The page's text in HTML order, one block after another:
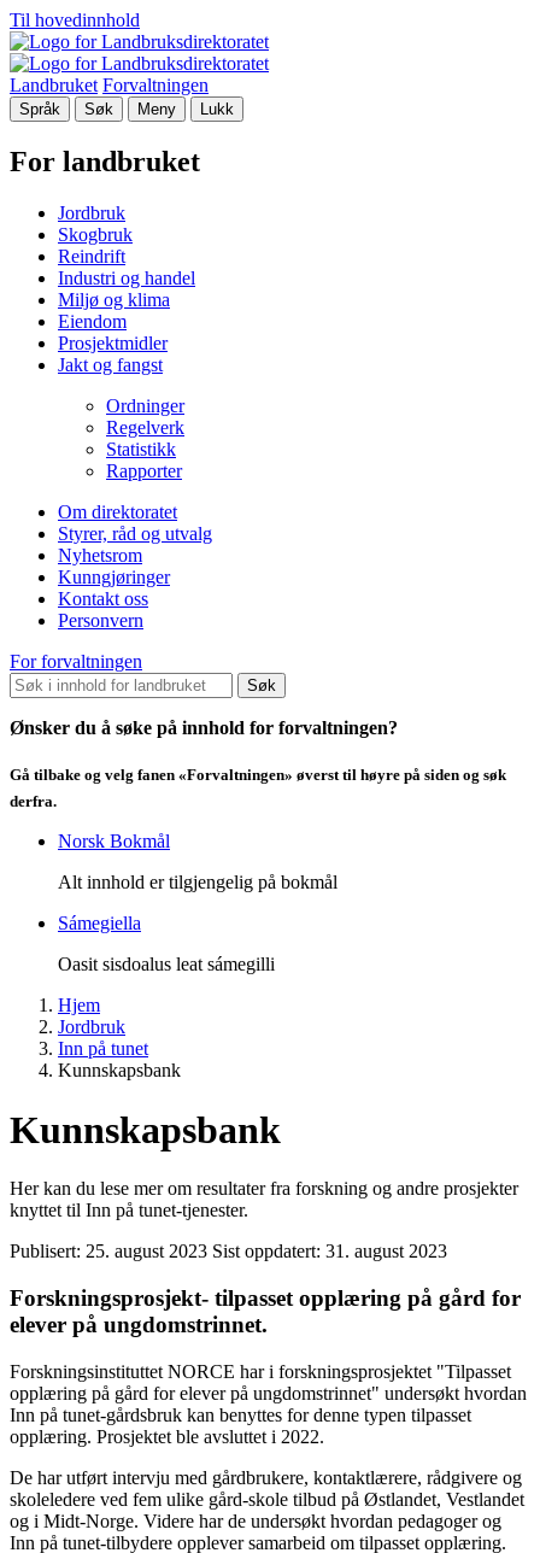
Til hovedinnhold
Landbruket Forvaltningen
Språk Søk Meny Lukk
For landbruket
Jordbruk
Skogbruk
Reindrift
Industri og handel
Miljø og klima
Eiendom
Prosjektmidler
Jakt og fangst
Ordninger
Regelverk
Statistikk
Rapporter
Om direktoratet
Styrer, råd og utvalg
Nyhetsrom
Kunngjøringer
Kontakt oss
Personvern
For forvaltningen
Søk
Ønsker du å søke på innhold for forvaltningen?
Gå tilbake og velg fanen «Forvaltningen» øverst til høyre på siden og søk
derfra.
Norsk Bokmål
Alt innhold er tilgjengelig på bokmål
Sámegiella
Oasit sisdoalus leat sámegilli
Hjem
Jordbruk
Inn på tunet
Kunnskapsbank
Kunnskapsbank
Her kan du lese mer om resultater fra forskning og andre prosjekter
knyttet til Inn på tunet-tjenester.
Publisert: 25. august 2023 Sist oppdatert: 31. august 2023
Forskningsprosjekt- tilpasset opplæring på gård for
elever på ungdomstrinnet.
Forskningsinstituttet NORCE har i forskningsprosjektet "Tilpasset
opplæring på gård for elever på ungdomstrinnet" undersøkt hvordan
Inn på tunet-gårdsbruk kan benyttes for denne typen tilpasset
opplæring. Prosjektet ble avsluttet i 2022.
De har utført intervju med gårdbrukere, kontaktlærere, rådgivere og
skoleledere ved fem ulike gård-skole tilbud på Østlandet, Vestlandet
og i Midt-Norge. Videre har de undersøkt hvordan pedagoger og
Inn på tunet-tilbydere opplever samarbeid om tilpasset opplæring.